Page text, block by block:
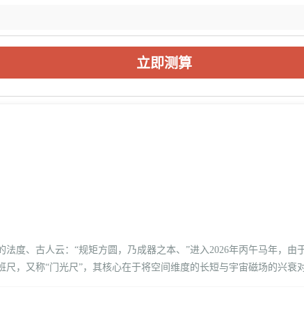
立即测算
度、古人云：“规矩方圆，乃成器之本、”进入2026年丙午马年，
，又称“门光尺”，其核心在于将空间维度的长短与宇宙磁场的兴